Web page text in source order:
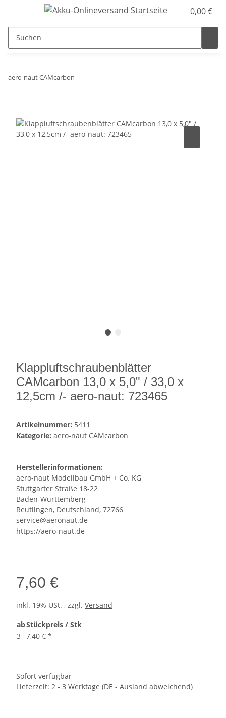
0,00 €
aero-naut CAMcarbon
Klappluftschraubenblätter
CAMcarbon 13,0 x 5,0" / 33,0 x
12,5cm /- aero-naut: 723465
Artikelnummer: 5411
Kategorie: aero-naut CAMcarbon
Herstellerinformationen:
aero-naut Modellbau GmbH + Co. KG
Stuttgarter Straße 18-22
Baden-Württemberg
Reutlingen, Deutschland, 72766
service@aeronaut.de
https://aero-naut.de
7,60 €
inkl. 19% USt. , zzgl. Versand
abStückpreis / Stk
3
7,40 € *
Sofort verfügbar
Lieferzeit: 2 - 3 Werktage (DE - Ausland abweichend)